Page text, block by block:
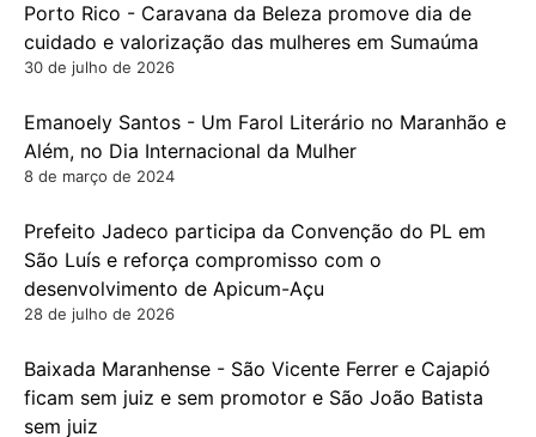
Porto Rico - Caravana da Beleza promove dia de
cuidado e valorização das mulheres em Sumaúma
30 de julho de 2026
Emanoely Santos - Um Farol Literário no Maranhão e
Além, no Dia Internacional da Mulher
8 de março de 2024
Prefeito Jadeco participa da Convenção do PL em
São Luís e reforça compromisso com o
desenvolvimento de Apicum-Açu
28 de julho de 2026
Baixada Maranhense - São Vicente Ferrer e Cajapió
ficam sem juiz e sem promotor e São João Batista
sem juiz